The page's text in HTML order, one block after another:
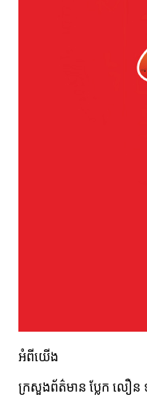
អំពីយើង
ក្រសួងព័ត៌មាន ប្លែក លឿ